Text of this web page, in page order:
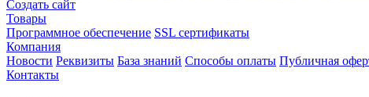
Создать сайт
Товары
Программное обеспечение SSL сертификаты
Компания
Новости Реквизиты База знаний Способы оплаты Публичная
Контакты